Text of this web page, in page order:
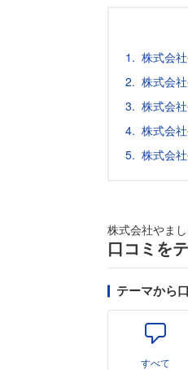
株式会
株式会
株式会
株式会
株式会
株式会社やま
口コミを
テーマから
すべて